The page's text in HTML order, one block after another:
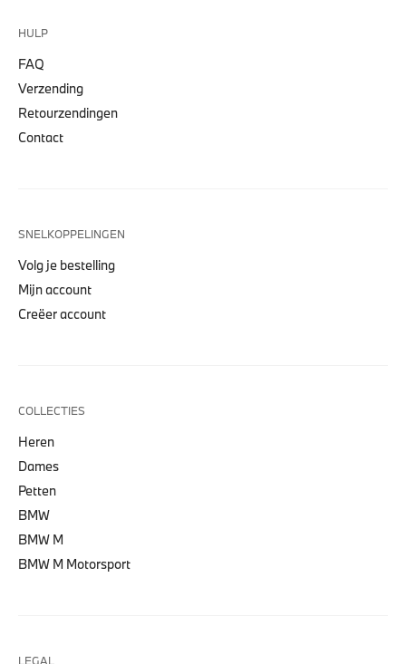
HULP
FAQ
Verzending
Retourzendingen
Contact
SNELKOPPELINGEN
Volg je bestelling
Mijn account
Creëer account
COLLECTIES
Heren
Dames
Petten
BMW
BMW M
BMW M Motorsport
LEGAL